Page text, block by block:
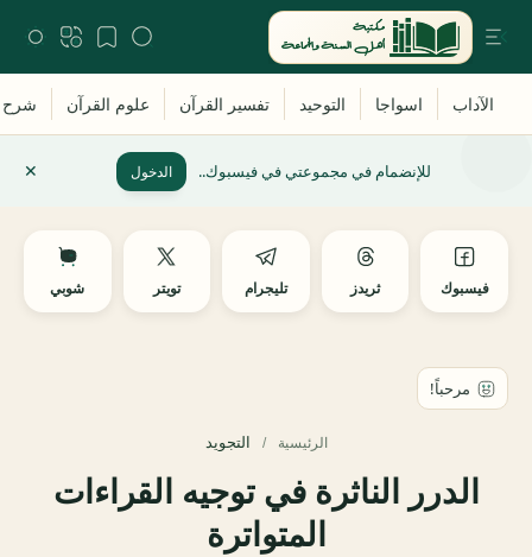
للإنضمام في مجموعتي في فيسبوك.. الدخول
فيسبوك ثريدز تليجرام تويتر شوبي
الرئيسية التجويد
الدرر الناثرة في توجيه القراءات
المتواترة